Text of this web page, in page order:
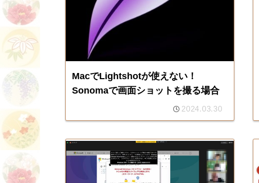
MacでLightshotが使えない！
Sonomaで画面ショットを撮る場合
2024.03.30